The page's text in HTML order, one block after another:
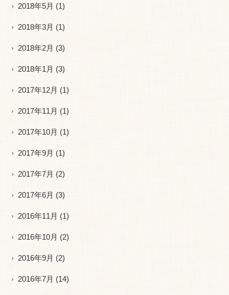
2018年5月 (1)
2018年3月 (1)
2018年2月 (3)
2018年1月 (3)
2017年12月 (1)
2017年11月 (1)
2017年10月 (1)
2017年9月 (1)
2017年7月 (2)
2017年6月 (3)
2016年11月 (1)
2016年10月 (2)
2016年9月 (2)
2016年7月 (14)